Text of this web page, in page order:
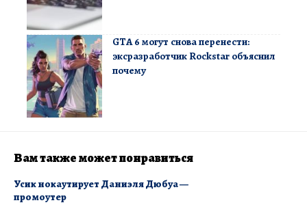
GTA 6 могут снова перенести:
эксразработчик Rockstar объяснил
почему
Вам также может понравиться
Усик нокаутирует Даниэля Дюбуа —
промоутер